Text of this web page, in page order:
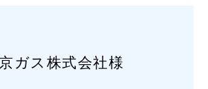
ガス株式会社様